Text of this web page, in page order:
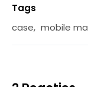
Tags
case, mobile